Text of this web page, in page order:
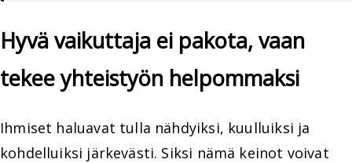
Hyvä vaikuttaja ei pakota, vaan
tekee yhteistyön helpommaksi
Ihmiset haluavat tulla nähdyiksi, kuulluiksi ja
kohdelluiksi järkevästi. Siksi nämä keinot voivat